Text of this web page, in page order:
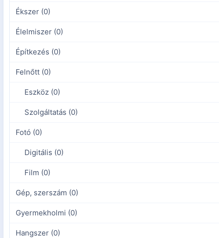
Ékszer (0)
Élelmiszer (0)
Építkezés (0)
Felnőtt (0)
Eszköz (0)
Szolgáltatás (0)
Fotó (0)
Digitális (0)
Film (0)
Gép, szerszám (0)
Gyermekholmi (0)
Hangszer (0)